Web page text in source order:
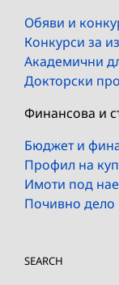
Обяви и
Конкурси за
Академични
Докторски
Финансова и
Бюджет и
Профил на
Имоти под
Почивно дело
SEARCH